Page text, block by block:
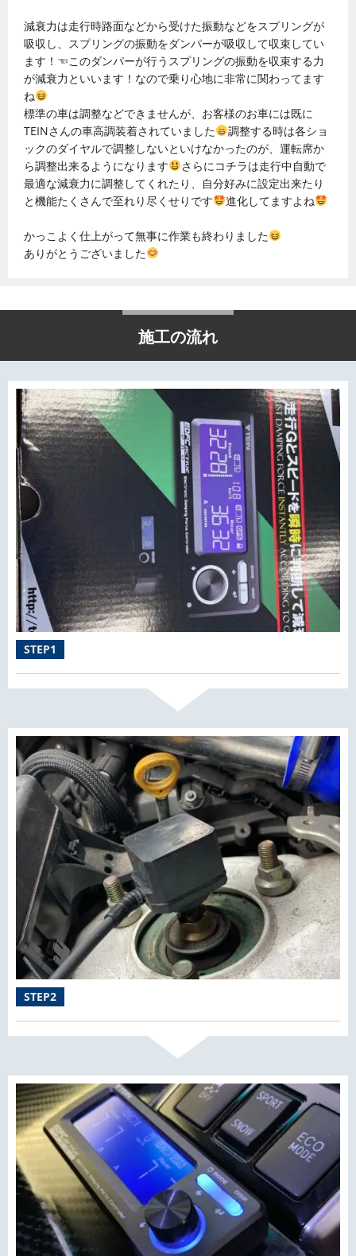
減衰力は走行時路面などから受けた振動などをスプリングが
吸収し、スプリングの振動をダンパーが吸収して収束してい
ます！☜このダンパーが行うスプリングの振動を収束する力
が減衰力といいます！なので乗り心地に非常に関わってます
ね
標準の車は調整などできませんが、お客様のお車には既に
TEINさんの車高調装着されていました
調整する時は各ショ
ックのダイヤルで調整しないといけなかったのが、運転席か
ら調整出来るようになります
さらにコチラは走行中自動で
最適な減衰力に調整してくれたり、自分好みに設定出来たり
と機能たくさんで至れり尽くせりです
進化してますよね
かっこよく仕上がって無事に作業も終わりました
ありがとうございました
施工の流れ
STEP1
STEP2